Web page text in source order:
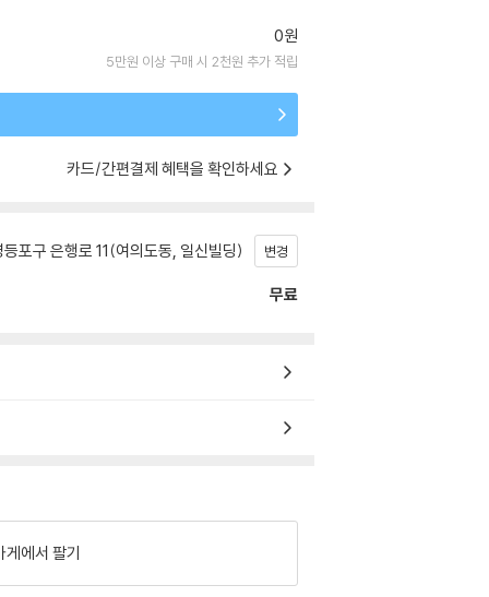
0원
5만원 이상 구매 시 2천원 추가 적립
카드/간편결제 혜택을 확인하세요
포구 은행로 11(여의도동, 일신빌딩) 변경
무료
게에서 팔기